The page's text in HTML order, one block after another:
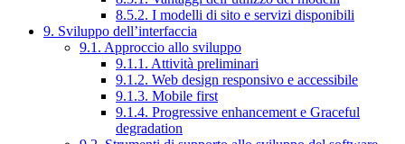
8.5.2. I modelli di sito e servizi disponibili
9. Sviluppo dell’interfaccia
9.1. Approccio allo sviluppo
9.1.1. Attività preliminari
9.1.2. Web design responsivo e accessibile
9.1.3. Mobile first
9.1.4. Progressive enhancement e Graceful
degradation